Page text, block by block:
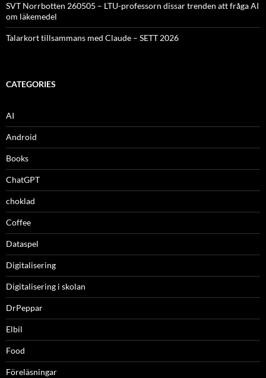
SVT Norrbotten 260505 – LTU-professorn dissar trenden att fråga AI
om läkemedel
Talarkort tillsammans med Claude – SETT 2026
CATEGORIES
AI
Android
Books
ChatGPT
choklad
Coffee
Dataspel
Digitalisering
Digitalisering i skolan
DrPeppar
Elbil
Food
Föreläsningar